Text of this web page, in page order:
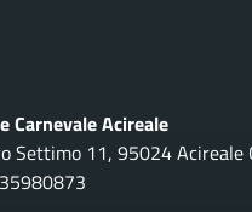
Carnevale Acireale
Settimo 11, 95024 Acireale